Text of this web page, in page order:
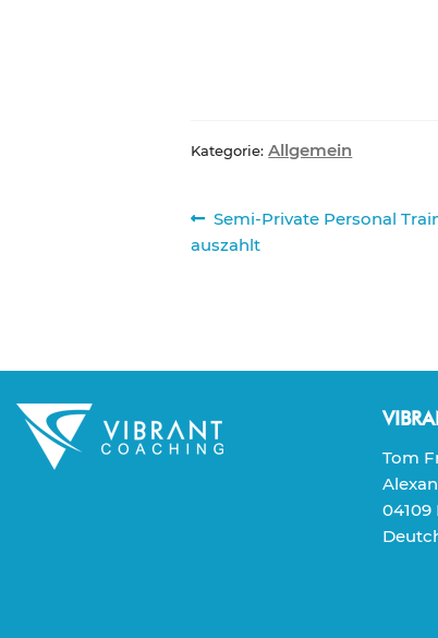
Kategorie:Allgemein
Beitragsnavigation
Vorheriger
Beitrag:
Semi-Private Personal
auszahlt
Tom
04109